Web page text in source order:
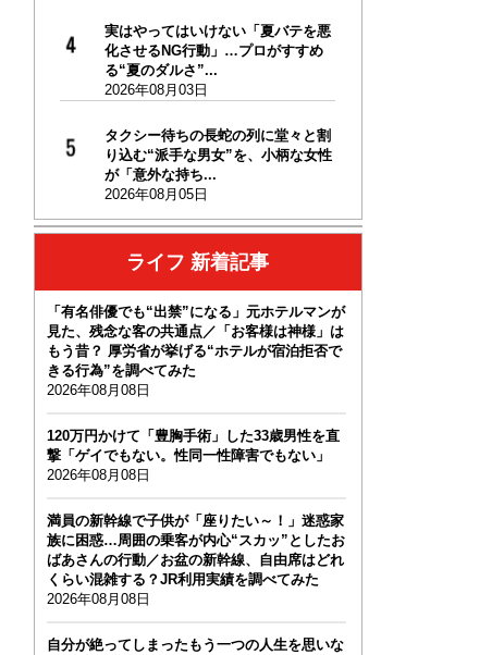
実はやってはいけない「夏バテを悪
化させるNG行動」…プロがすすめ
る“夏のダルさ”...
2026年08月03日
タクシー待ちの長蛇の列に堂々と割
り込む“派手な男女”を、小柄な女性
が「意外な持ち...
2026年08月05日
ライフ 新着記事
「有名俳優でも“出禁”になる」元ホテルマンが
見た、残念な客の共通点／「お客様は神様」は
もう昔？ 厚労省が挙げる“ホテルが宿泊拒否で
きる行為”を調べてみた
2026年08月08日
120万円かけて「豊胸手術」した33歳男性を直
撃「ゲイでもない。性同一性障害でもない」
2026年08月08日
満員の新幹線で子供が「座りたい～！」迷惑家
族に困惑…周囲の乗客が内心“スカッ”としたお
ばあさんの行動／お盆の新幹線、自由席はどれ
くらい混雑する？JR利用実績を調べてみた
2026年08月08日
自分が絶ってしまったもう一つの人生を思いな